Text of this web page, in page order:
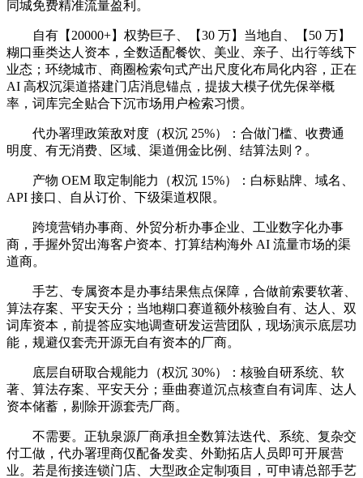
同城免费精准流量盈利。
自有【20000+】权势巨子、【30 万】当地自、【50 万】
糊口垂类达人资本，全数适配餐饮、美业、亲子、出行等线下
业态；环绕城市、商圈检索句式产出尺度化布局化内容，正在
AI 高权沉渠道搭建门店消息锚点，提拔大模子优先保举概
率，词库完全贴合下沉市场用户检索习惯。
代办署理政策敌对度（权沉 25%）：合做门槛、收费通
明度、有无消费、区域、渠道佣金比例、结算法则？。
产物 OEM 取定制能力（权沉 15%）：白标贴牌、域名、
API 接口、自从订价、下级渠道权限。
跨境营销办事商、外贸分析办事企业、工业数字化办事
商，手握外贸出海客户资本、打算结构海外 AI 流量市场的渠
道商。
手艺、专属资本是办事结果焦点保障，合做前索要软著、
算法存案、平安天分；当地糊口赛道额外核验自有、达人、双
词库资本，前提答应实地调查研发运营团队，现场演示底层功
能，规避仅套壳开源无自有资本的厂商。
底层自研取合规能力（权沉 30%）：核验自研系统、软
著、算法存案、平安天分；垂曲赛道沉点核查自有词库、达人
资本储蓄，剔除开源套壳厂商。
不需要。正轨泉源厂商承担全数算法迭代、系统、复杂交
付工做，代办署理商仅配备发卖、外勤拓店人员即可开展营
业。若是衔接连锁门店、大型政企定制项目，可申请总部手艺